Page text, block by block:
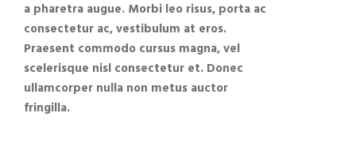
a pharetra augue. Morbi leo risus, porta ac
consectetur ac, vestibulum at eros.
Praesent commodo cursus magna, vel
scelerisque nisl consectetur et. Donec
ullamcorper nulla non metus auctor
fringilla.